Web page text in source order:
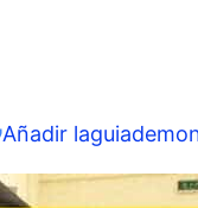
Añadir